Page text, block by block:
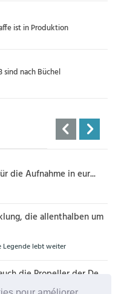
ist in Produktion
sind nach Büchel
die Aufnahme in eur...
die allenthalben um
lebt weiter
die Propeller der De...
Motoren